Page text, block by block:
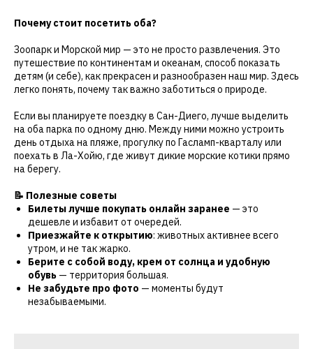
Почему стоит посетить оба?
Зоопарк и Морской мир — это не просто развлечения. Это
путешествие по континентам и океанам, способ показать
детям (и себе), как прекрасен и разнообразен наш мир. Здесь
легко понять, почему так важно заботиться о природе.
Если вы планируете поездку в Сан-Диего, лучше выделить
на оба парка по одному дню. Между ними можно устроить
день отдыха на пляже, прогулку по Гасламп-кварталу или
поехать в Ла-Хойю, где живут дикие морские котики прямо
на берегу.
📝 Полезные советы
Билеты лучше покупать онлайн заранее — это
дешевле и избавит от очередей.
Приезжайте к открытию: животных активнее всего
утром, и не так жарко.
Берите с собой воду, крем от солнца и удобную
обувь — территория большая.
Не забудьте про фото — моменты будут
незабываемыми.